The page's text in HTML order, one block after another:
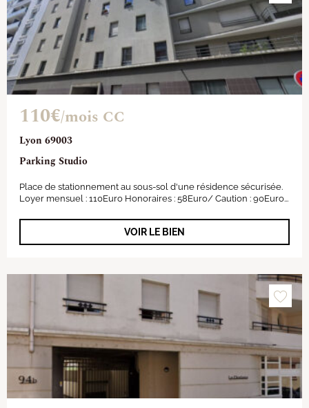
Lyon 69003
Parking Studio
110€/mois CC
Place de stationnement au sous-sol d'une résidence sécurisée.
Loyer mensuel : 110Euro Honoraires : 58Euro/ Caution : 90Euro...
VOIR LE BIEN